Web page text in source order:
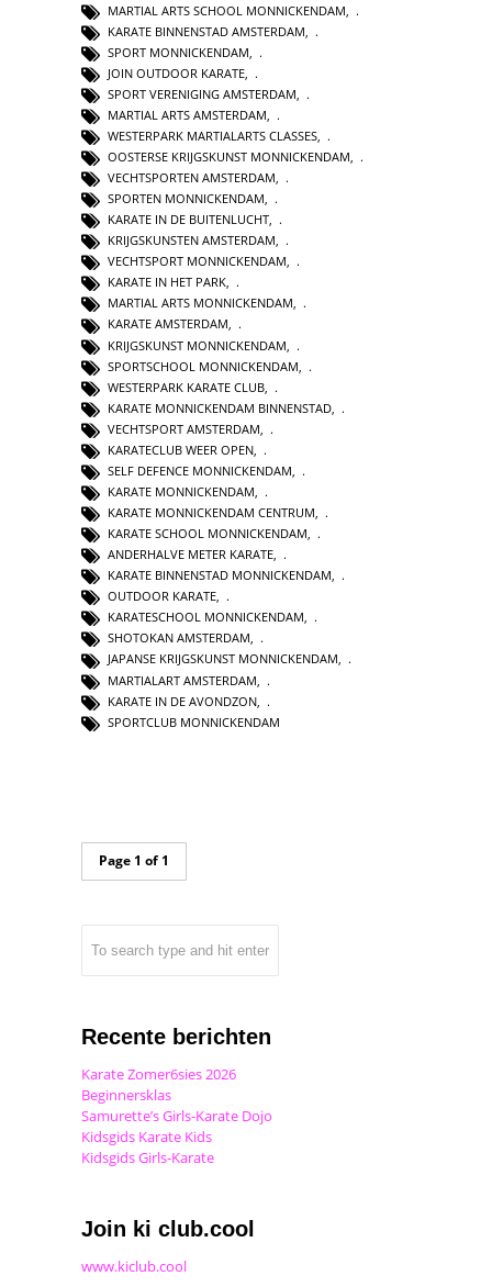
MARTIAL ARTS SCHOOL MONNICKENDAM
KARATE BINNENSTAD AMSTERDAM
SPORT MONNICKENDAM
JOIN OUTDOOR KARATE
SPORT VERENIGING AMSTERDAM
MARTIAL ARTS AMSTERDAM
WESTERPARK MARTIALARTS CLASSES
OOSTERSE KRIJGSKUNST MONNICKENDAM
VECHTSPORTEN AMSTERDAM,
SPORTEN MONNICKENDAM,
KARATE IN DE BUITENLUCHT,
KRIJGSKUNSTEN AMSTERDAM,
VECHTSPORT MONNICKENDAM,
KARATE IN HET PARK,
MARTIAL ARTS MONNICKENDAM,
KARATE AMSTERDAM,
KRIJGSKUNST MONNICKENDAM
SPORTSCHOOL MONNICKENDAM
WESTERPARK KARATE CLUB
KARATE MONNICKENDAM BINNENSTAD
VECHTSPORT AMSTERDAM
KARATECLUB WEER OPEN
SELF DEFENCE MONNICKENDAM
KARATE MONNICKENDAM
KARATE MONNICKENDAM CENTRUM,
KARATE SCHOOL MONNICKENDAM,
ANDERHALVE METER KARATE,
KARATE BINNENSTAD MONNICKENDAM,
OUTDOOR KARATE,
KARATESCHOOL MONNICKENDAM,
SHOTOKAN AMSTERDAM,
JAPANSE KRIJGSKUNST MONNICKENDAM,
MARTIALART AMSTERDAM
KARATE IN DE AVONDZON
SPORTCLUB MONNICKENDAM
Page 1 of 1
Recente berichten
Karate Zomer6sies 2026
Beginnersklas
Samurette’s Girls-Karate Dojo
Kidsgids Karate Kids
Kidsgids Girls-Karate
Join ki club.cool
www.kiclub.cool